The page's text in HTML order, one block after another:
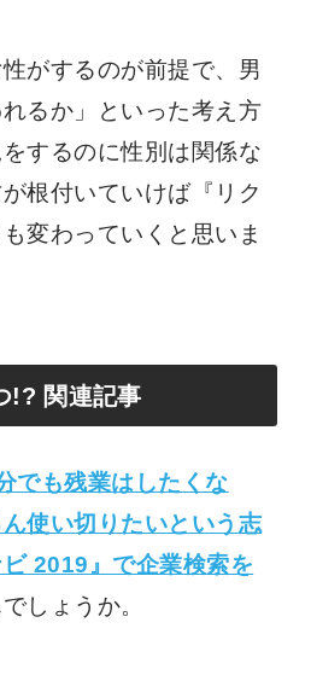
がするのが前提で、男
るか」といった考え方
するのに性別は関係な
根付いていけば『リク
変わっていくと思いま
!? 関連記事
でも残業はしたくな
使い切りたいという志
2019』で企業検索を
しょうか。